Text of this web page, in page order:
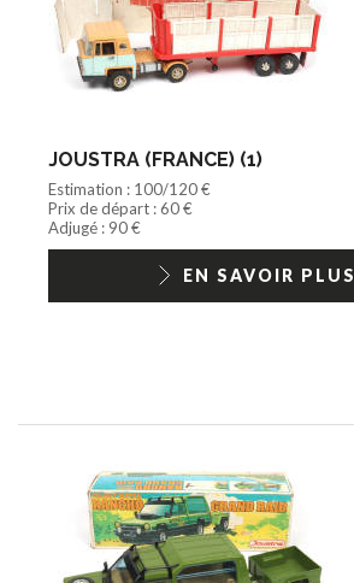
JOUSTRA (FRANCE) (1)
Estimation : 100/120 €
Prix de départ : 60 €
Adjugé : 90 €
EN SAVOIR PLUS